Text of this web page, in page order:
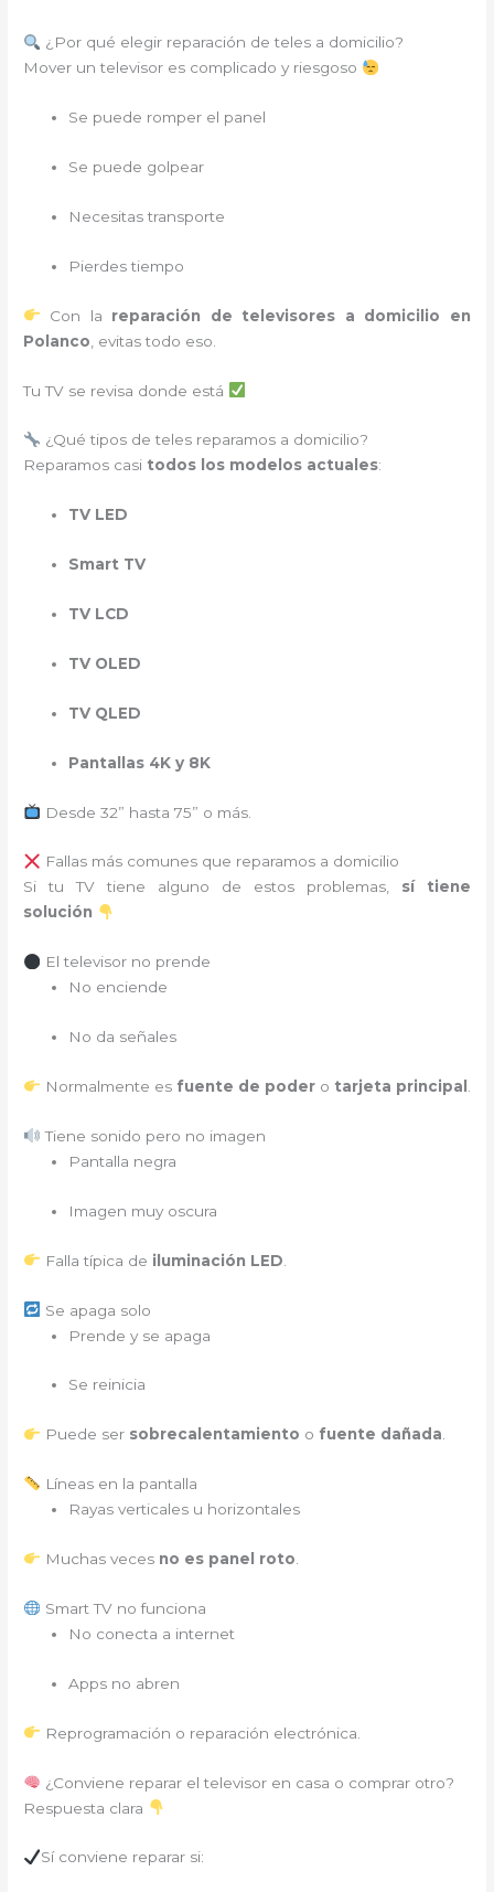
¿Por qué elegir reparación de teles a domicilio?
Mover un televisor es complicado y riesgoso
Se puede romper el panel
Se puede golpear
Necesitas transporte
Pierdes tiempo
Con la reparación de televisores a domicilio en
Polanco , evitas todo eso.
Tu TV se revisa donde está
¿Qué tipos de teles reparamos a domicilio?
Reparamos casi todos los modelos actuales:
TV LED
Smart TV
TV LCD
TV OLED
TV QLED
Pantallas 4K y 8K
Desde 32” hasta 75” o más.
Fallas más comunes que reparamos a domicilio
Si tu TV tiene alguno de estos problemas, sí tiene
solución
El televisor no prende
No enciende
No da señales
Normalmente es fuente de podero tarjeta principal
Tiene sonido pero no imagen
Pantalla negra
Imagen muy oscura
Falla típica de iluminación LED
Se apaga solo
Prende y se apaga
Se reinicia
Puede ser sobrecalentamiento o fuente dañada.
Líneas en la pantalla
Rayas verticales u horizontales
Muchas veces no es panel roto
Smart TV no funciona
No conecta a internet
Apps no abren
Reprogramación o reparación electrónica.
¿Conviene reparar el televisor en casa o comprar otro?
Respuesta clara
Sí conviene reparar si: